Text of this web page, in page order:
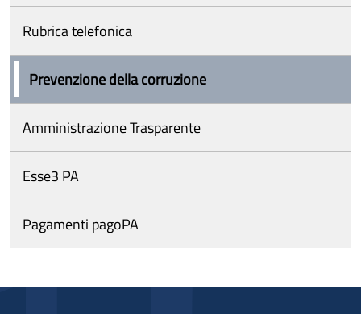
Rubrica telefonica
Prevenzione della corruzione
Amministrazione Trasparente
Esse3 PA
Pagamenti pagoPA